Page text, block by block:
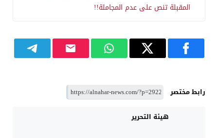
المقبلة تنص على عدم المجاملة!!
رابط مختصر
هيئة التحرير